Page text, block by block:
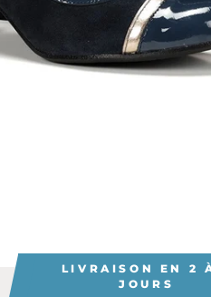
LIVRAISON EN 2
JOURS